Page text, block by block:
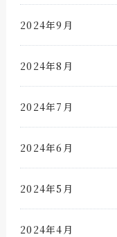
2024年9月
2024年8月
2024年7月
2024年6月
2024年5月
2024年4月